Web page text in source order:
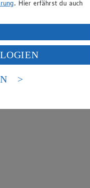
. Hier erfährst du auch
und YouTube:
1 Satz 1 lit. a) DSGVO
die USA als Land mit
an. Es besteht das